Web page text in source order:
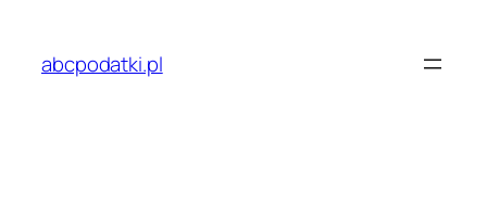
treściabcpodatki.pl